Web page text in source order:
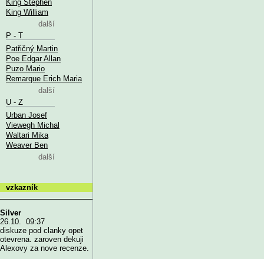
King Stephen
King William
další
P - T
Patřičný Martin
Poe Edgar Allan
Puzo Mario
Remarque Erich Maria
další
U - Z
Urban Josef
Viewegh Michal
Waltari Mika
Weaver Ben
další
vzkazník
Silver
26.10. 09:37
diskuze pod clanky opet
otevrena. zaroven dekuji
Alexovy za nove recenze.